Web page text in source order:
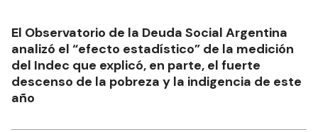
El Observatorio de la Deuda Social Argentina
analizó el “efecto estadístico” de la medición
del Indec que explicó, en parte, el fuerte
descenso de la pobreza y la indigencia de este
año